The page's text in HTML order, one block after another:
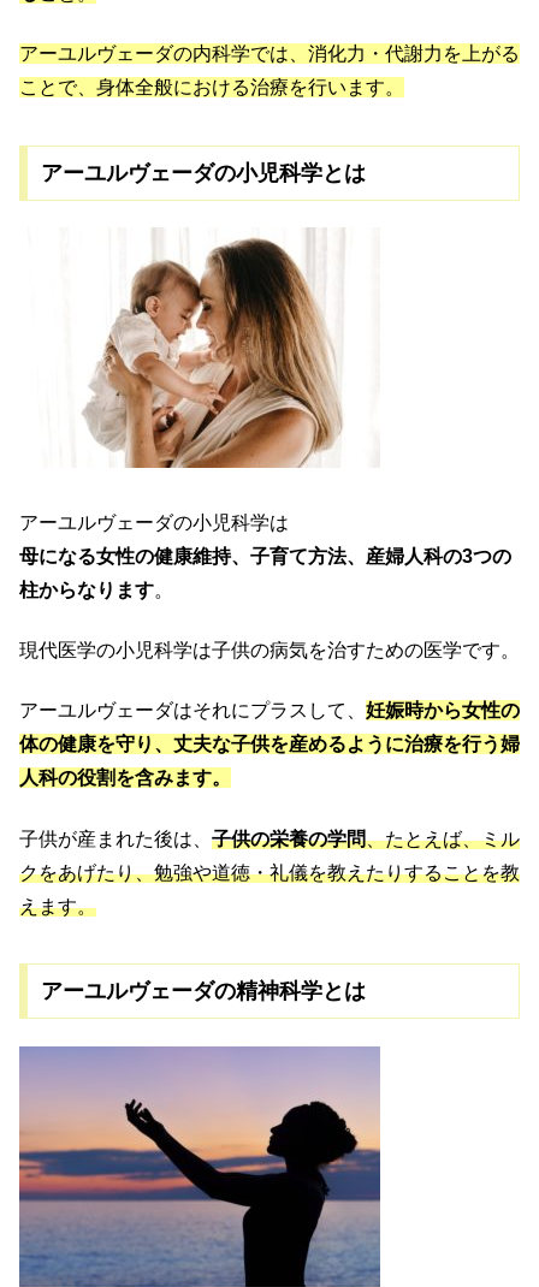
アーユルヴェーダの内科学では、消化力・代謝力を上がる
ことで、身体全般における治療を行います。
アーユルヴェーダの小児科学とは
アーユルヴェーダの小児科学は
母になる女性の健康維持、子育て方法、産婦人科の3つの
柱からなります。
現代医学の小児科学は子供の病気を治すための医学です。
アーユルヴェーダはそれにプラスして、 妊娠時から女性の
体の健康を守り、丈夫な子供を産めるように治療を行う婦
人科の役割を含みます。
子供が産まれた後は、 子供の栄養の学問、たとえば、ミル
クをあげたり、勉強や道徳・礼儀を教えたりすることを教
えます。
アーユルヴェーダの精神科学とは